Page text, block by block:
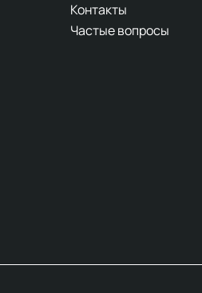
Контакты
Частые вопросы